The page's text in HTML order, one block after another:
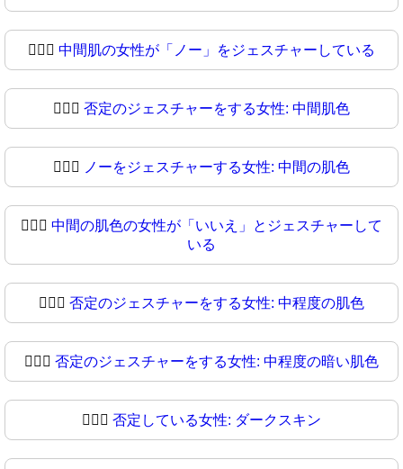
🙆🏼‍♀️ 中間肌の女性が「ノー」をジェスチャーしている
🙆🏼‍♀ 否定のジェスチャーをする女性: 中間肌色
🙆🏽‍♀️ ノーをジェスチャーする女性: 中間の肌色
🙆🏽‍♀ 中間の肌色の女性が「いいえ」とジェスチャーして
いる
🙆🏾‍♀️ 否定のジェスチャーをする女性: 中程度の肌色
🙆🏾‍♀ 否定のジェスチャーをする女性: 中程度の暗い肌色
🙆🏿‍♀️ 否定している女性: ダークスキン